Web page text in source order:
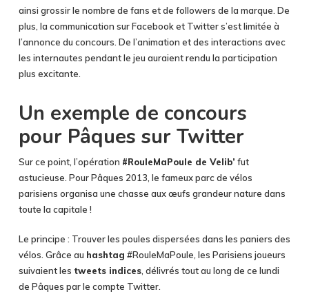
ainsi grossir le nombre de fans et de followers de la marque. De
plus, la communication sur Facebook et Twitter s’est limitée à
l’annonce du concours. De l’animation et des interactions avec
les internautes pendant le jeu auraient rendu la participation
plus excitante.
Un exemple de concours
pour Pâques sur Twitter
Sur ce point, l’opération #RouleMaPoule de Velib’ fut
astucieuse. Pour Pâques 2013, le fameux parc de vélos
parisiens organisa une chasse aux œufs grandeur nature dans
toute la capitale !
Le principe : Trouver les poules dispersées dans les paniers des
vélos. Grâce au hashtag #RouleMaPoule, les Parisiens joueurs
suivaient les tweets indices, délivrés tout au long de ce lundi
de Pâques par le compte Twitter.